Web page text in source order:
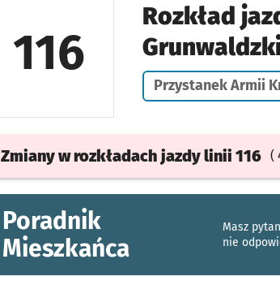
116
Rozkład
Przystanek Armii
Zmiany w rozkładach jazdylinii 116 (
Poradnik
Mieszkańca
Masz
nie